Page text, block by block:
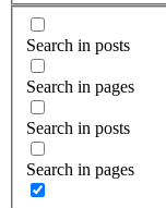
Search in posts
Search in pages
Search in posts
Search in pages